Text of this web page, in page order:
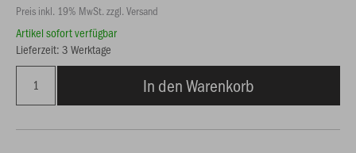
Preis inkl. 19% MwSt. zzgl. Versand
Artikel sofort verfügbar
Lieferzeit: 3 Werktage
In den Warenkorb